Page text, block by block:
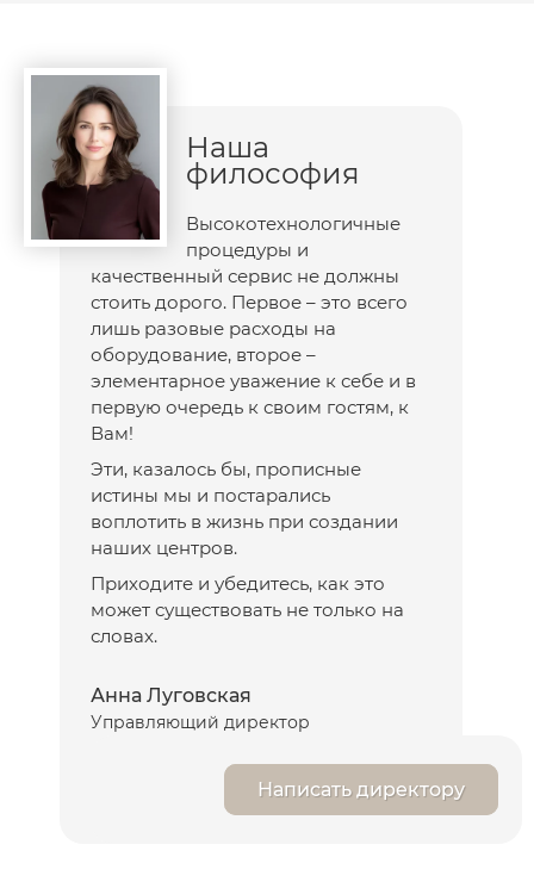
Наша
философия
Высокотехнологичные
процедуры и
качественный сервис не должны
стоить дорого. Первое – это всего
лишь разовые расходы на
оборудование, второе –
элементарное уважение к себе и в
первую очередь к своим гостям, к
Вам!
Эти, казалось бы, прописные
истины мы и постарались
воплотить в жизнь при создании
наших центров.
Приходите и убедитесь, как это
может существовать не только на
словах.
Анна Луговская
Управляющий директор
Написать директору